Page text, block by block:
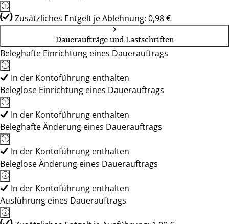
Zusätzliches Entgelt je Ablehnung: 0,98 €
Daueraufträge und Lastschriften
Beleghafte Einrichtung eines Dauerauftrags
In der Kontoführung enthalten
Beleglose Einrichtung eines Dauerauftrags
In der Kontoführung enthalten
Beleghafte Änderung eines Dauerauftrags
In der Kontoführung enthalten
Beleglose Änderung eines Dauerauftrags
In der Kontoführung enthalten
Ausführung eines Dauerauftrags